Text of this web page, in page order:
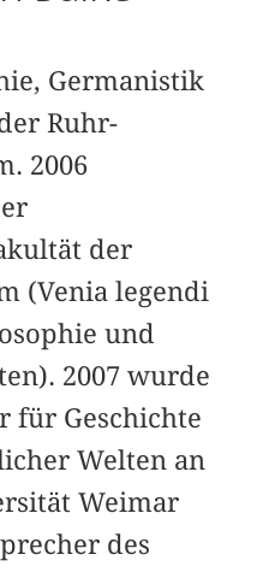
Germanistik
Ruhr-
2006
der
(Venia legendi
und
2007 wurde
für Geschichte
Welten an
Weimar
des